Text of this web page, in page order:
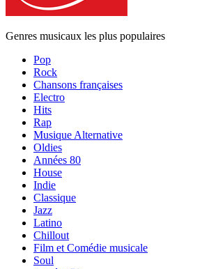
Genres musicaux les plus populaires
Pop
Rock
Chansons françaises
Electro
Hits
Rap
Musique Alternative
Oldies
Années 80
House
Indie
Classique
Jazz
Latino
Chillout
Film et Comédie musicale
Soul